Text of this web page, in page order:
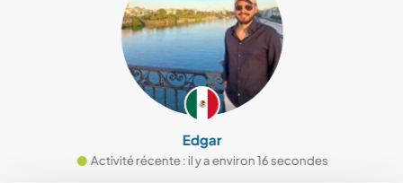
Edgar
Activité récente : il y a environ 16 secondes